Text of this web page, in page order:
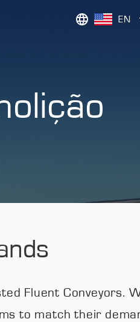
EN
Fluent Conveyors.
to match their